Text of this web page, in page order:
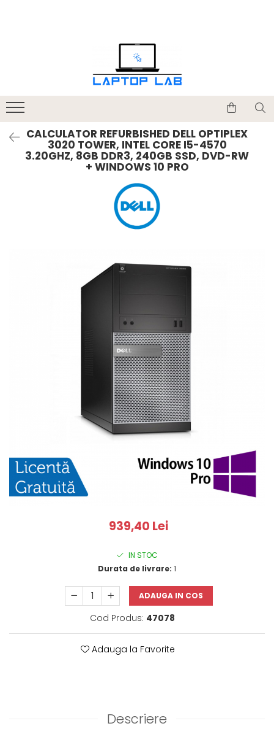
Încărcătoare
CALCULATOR REFURBISHED DELL OPTIPLEX
3020 TOWER, INTEL CORE I5-4570
3.20GHZ, 8GB DDR3, 240GB SSD, DVD-RW
+ WINDOWS 10 PRO
939,40 Lei
IN STOC
Durata de livrare: 1
ADAUGA IN COS
Cod Produs: 47078
Adauga la Favorite
Descriere